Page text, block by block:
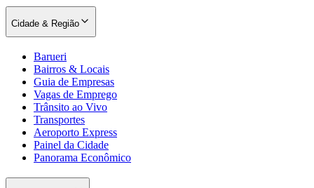
Cidade & Região
Barueri
Bairros & Locais
Guia de Empresas
Vagas de Emprego
Trânsito ao Vivo
Transportes
Aeroporto Express
Painel da Cidade
Panorama Econômico